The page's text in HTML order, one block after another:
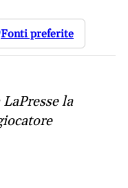
Fonti preferite
la